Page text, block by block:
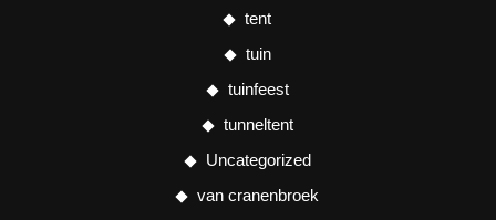
tent
tuin
tuinfeest
tunneltent
Uncategorized
van cranenbroek